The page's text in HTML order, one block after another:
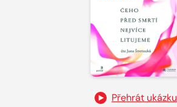
Přehrát ukázku